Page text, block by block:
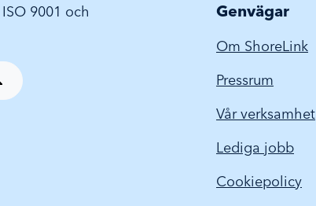
9001 och
Genvägar
Om ShoreLink
Pressrum
Vår verksamhet
Lediga jobb
Cookiepolicy